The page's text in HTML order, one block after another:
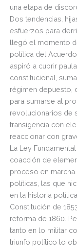
una etapa de
Dos tendencias,
esfuerzos para
llegó el momento
política del
aspiró a cubrir
constitucional,
régimen depuesto,
para sumarse al
revolucionarios de
transigencia con
reaccionar con
La Ley
coacción de
proceso en
políticas, las que
en la historia
Constitución de
reforma de 1860.
tanto en lo militar
triunfo político lo